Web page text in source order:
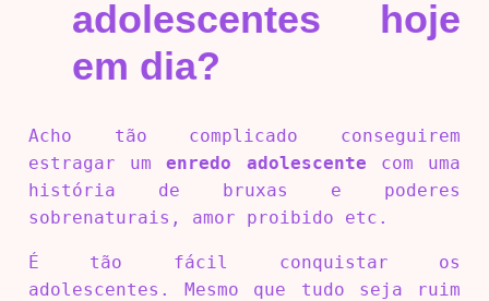
adolescentes hoje
em dia?
Acho tão complicado conseguirem
estragar umenredo adolescente com uma
história de bruxas e poderes
sobrenaturais, amor proibido etc.
É tão fácil conquistar os
adolescentes. Mesmo que tudo seja ruim